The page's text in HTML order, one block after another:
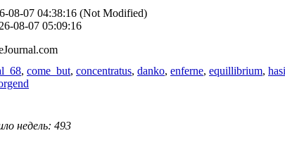
08-07 04:38:16 (Not Modified)
08-07 05:09:16
, come_but, concentratus, danko, enferne, equillibrium,
недель: 493